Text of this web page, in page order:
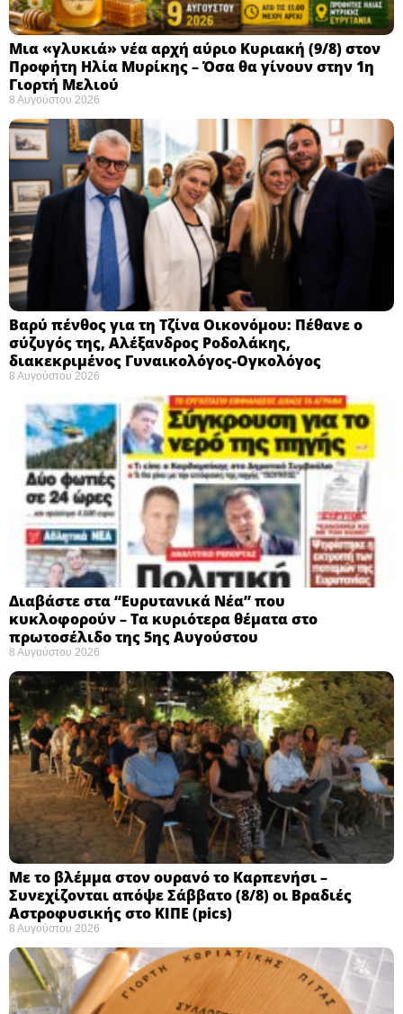
Μια «γλυκιά» νέα αρχή αύριο Κυριακή (9/8) στον
Προφήτη Ηλία Μυρίκης – Όσα θα γίνουν στην 1η
Γιορτή Μελιού
8 Αυγούστου 2026
Βαρύ πένθος για τη Τζίνα Οικονόμου: Πέθανε ο
σύζυγός της, Αλέξανδρος Ροδολάκης,
διακεκριμένος Γυναικολόγος-Ογκολόγος
8 Αυγούστου 2026
Διαβάστε στα “Ευρυτανικά Νέα” που
κυκλοφορούν – Τα κυριότερα θέματα στο
πρωτοσέλιδο της 5ης Αυγούστου
8 Αυγούστου 2026
Με το βλέμμα στον ουρανό το Καρπενήσι –
Συνεχίζονται απόψε Σάββατο (8/8) οι Βραδιές
Αστροφυσικής στο ΚΙΠΕ (pics)
8 Αυγούστου 2026